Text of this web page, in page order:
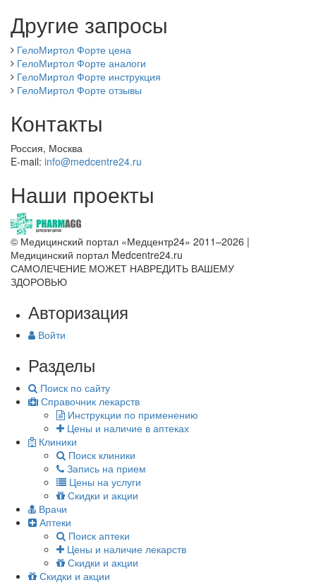
Другие запросы
ГелоМиртол Форте цена
ГелоМиртол Форте аналоги
ГелоМиртол Форте инструкция
ГелоМиртол Форте отзывы
Контакты
Россия, Москва
E-mail: info@medcentre24.ru
Наши проекты
© Медицинский портал «Медцентр24» 2011–2026 |
Медицинский портал Medcentre24.ru
САМОЛЕЧЕНИЕ МОЖЕТ НАВРЕДИТЬ ВАШЕМУ
ЗДОРОВЬЮ
Авторизация
Войти
Разделы
Поиск по сайту
Справочник лекарств
Инструкции по применению
Цены и наличие в аптеках
Клиники
Поиск клиники
Запись на прием
Цены на услуги
Скидки и акции
Врачи
Аптеки
Поиск аптеки
Цены и наличие лекарств
Скидки и акции
Скидки и акции